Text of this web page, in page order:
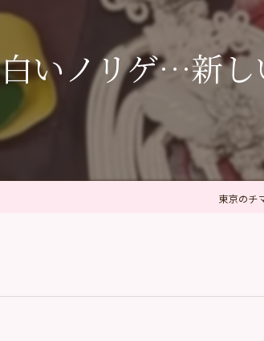
Studio Sarang(撮影プラ
成人式プラン
お祝いプラン
教室＆イベント
白いノリゲ…新し
東京のチ